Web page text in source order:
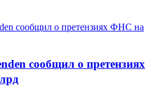
сообщил о претензиях